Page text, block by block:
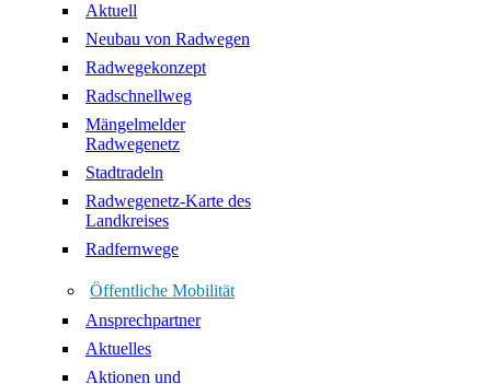
Aktuell
Neubau von Radwegen
Radwegekonzept
Radschnellweg
Mängelmelder
Radwegenetz
Stadtradeln
Radwegenetz-Karte des
Landkreises
Radfernwege
Öffentliche Mobilität
Ansprechpartner
Aktuelles
Aktionen und